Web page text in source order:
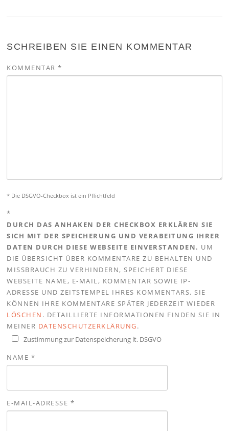
SCHREIBEN SIE EINEN KOMMENTAR
KOMMENTAR*
* Die DSGVO-Checkbox ist ein Pflichtfeld
*
DURCH DAS ANHAKEN DER CHECKBOX ERKLÄREN SIE
SICH MIT DER SPEICHERUNG UND VERABEITUNG IHRER
DATEN DURCH DIESE WEBSEITE EINVERSTANDEN. UM
DIE ÜBERSICHT ÜBER KOMMENTARE ZU BEHALTEN UND
MISSBRAUCH ZU VERHINDERN, SPEICHERT DIESE
WEBSEITE NAME, E-MAIL, KOMMENTAR SOWIE IP-
ADRESSE UND ZEITSTEMPEL IHRES KOMMENTARS. SIE
KÖNNEN IHRE KOMMENTARE SPÄTER JEDERZEIT WIEDER
LÖSCHEN . DETAILLIERTE INFORMATIONEN FINDEN SIE IN
MEINER DATENSCHUTZERKLÄRUNG.
Zustimmung zur Datenspeicherung lt. DSGVO
NAME *
E-MAIL-ADRESSE *